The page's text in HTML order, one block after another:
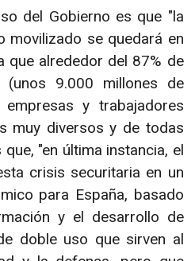
del Gobierno es que "la
movilizado se quedará en
que alrededor del 87% de
9.000 millones de
y trabajadores
muy diversos y de todas
"en última instancia, el
crisis securitaria en un
para España, basado
y el desarrollo de
doble uso que sirven al